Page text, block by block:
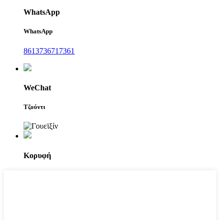
WhatsApp
WhatsApp
8613736717361
WeChat
Τζούντι
Κορυφή